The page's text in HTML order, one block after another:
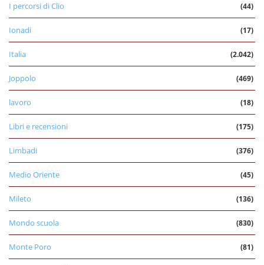
I percorsi di Clio (44)
Ionadi (17)
Italia (2.042)
Joppolo (469)
lavoro (18)
Libri e recensioni (175)
Limbadi (376)
Medio Oriente (45)
Mileto (136)
Mondo scuola (830)
Monte Poro (81)